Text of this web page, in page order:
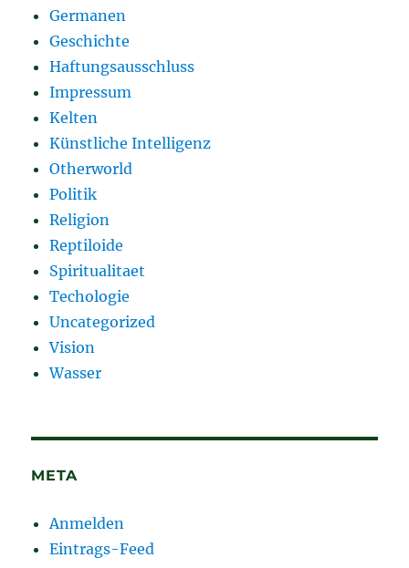
Germanen
Geschichte
Haftungsausschluss
Impressum
Kelten
Künstliche Intelligenz
Otherworld
Politik
Religion
Reptiloide
Spiritualitaet
Techologie
Uncategorized
Vision
Wasser
META
Anmelden
Eintrags-Feed